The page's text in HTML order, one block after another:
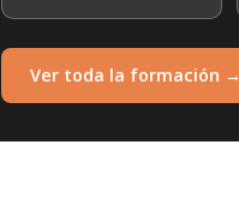
Ver toda la formación →